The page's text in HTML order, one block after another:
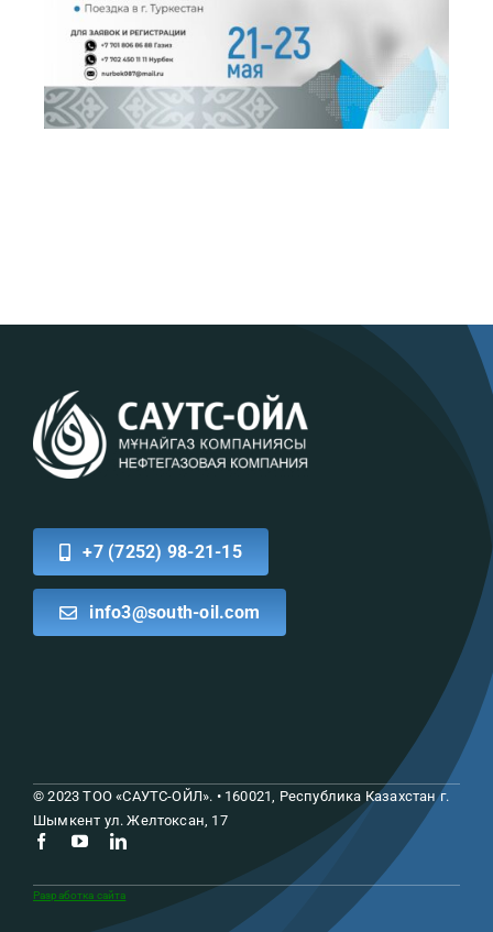
+7 (7252) 98-21-15
info3@south-oil.com
© 2023 ТОО «САУТС-ОЙЛ». • 160021, Республика Казахстанг.
Шымкент ул. Желтоксан, 17
Разработка сайта